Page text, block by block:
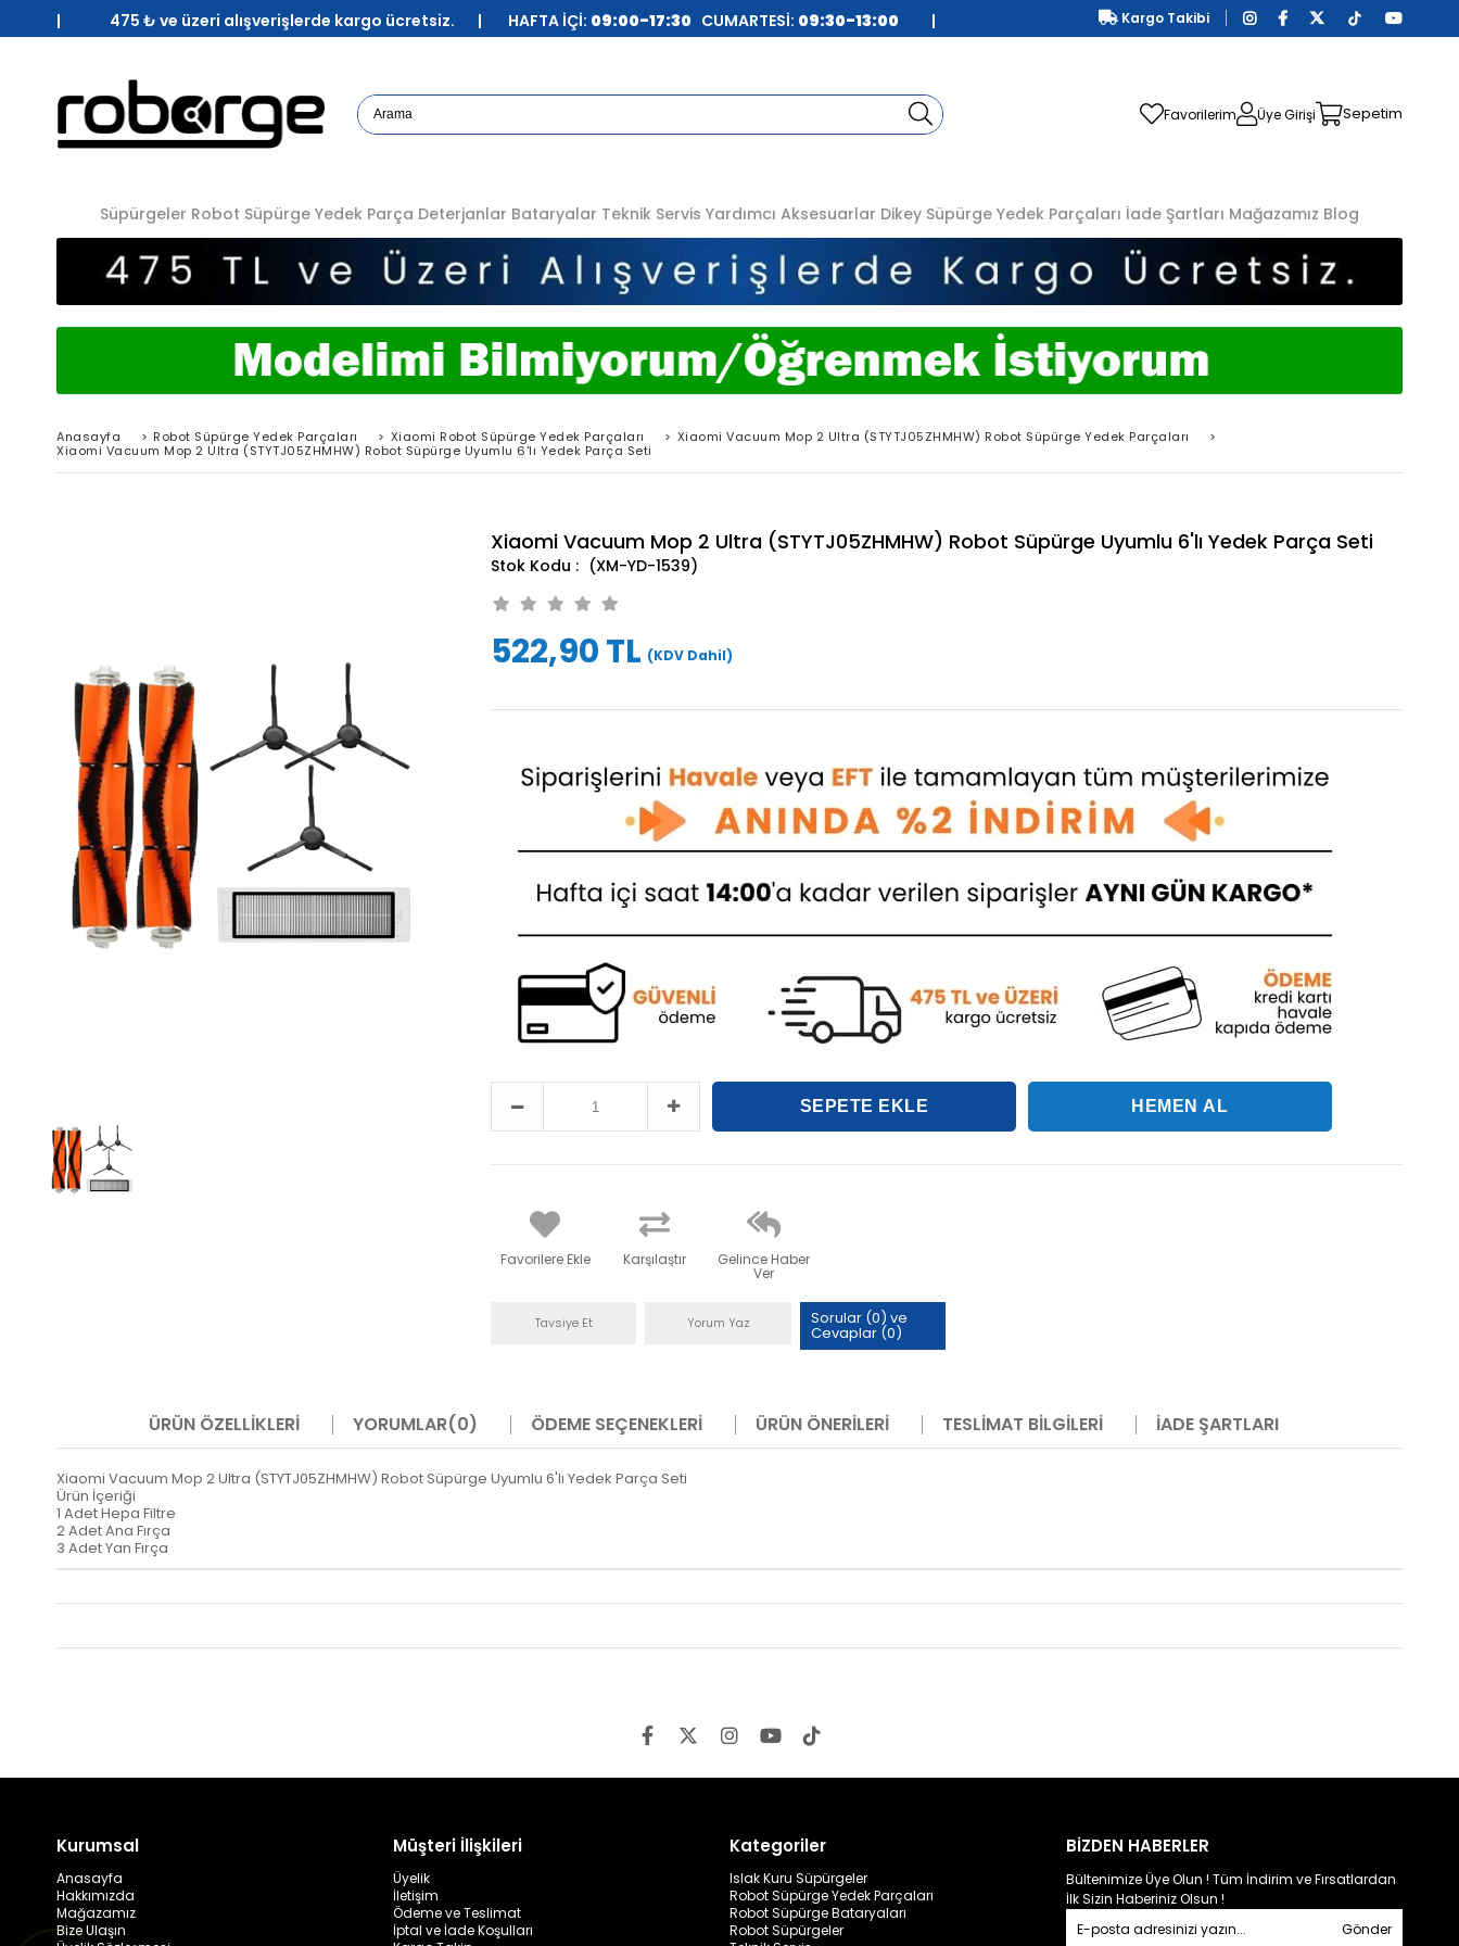
| 475 ₺ ve üzeri alışverişlerde kargo ücretsiz. | HAFTA İÇİ: 09:00-17:30 CUMARTESİ: 09:30-13:00 | Kargo Takibi
Favorilerim Üye Girişi Sepetim
Süpürgeler Robot Süpürge Yedek Parça Deterjanlar Bataryalar Teknik Servis Yardımcı Aksesuarlar Dikey Süpürge Yedek Parçaları İade Şartları Mağazamız Blog
Anasayfa > Robot Süpürge Yedek Parçaları > Xiaomi Robot Süpürge Yedek Parçaları > Xiaomi Vacuum Mop 2 Ultra (STYTJ05ZHMHW) Robot Süpürge Yedek Parçaları
>
Xiaomi Vacuum Mop 2 Ultra (STYTJ05ZHMHW) Robot Süpürge Uyumlu 6'lı Yedek Parça Seti
Xiaomi Vacuum Mop 2 Ultra (STYTJ05ZHMHW) Robot Süpürge Uyumlu 6'lı Yedek Parça Seti
(XM-YD-1539)
522,90 TL (KDV Dahil)
Favorilere Ekle Karşılaştır Gelince Haber
Ver
Tavsiye Et Yorum Yaz Sorular (0) ve
Cevaplar (0)
ÜRÜN ÖZELLIKLERI YORUMLAR(0) ÖDEME SEÇENEKLERI ÜRÜN ÖNERILERI TESLIMAT BILGILERI İADE ŞARTLARI
Xiaomi Vacuum Mop 2 Ultra (STYTJ05ZHMHW) Robot Süpürge Uyumlu 6'lı Yedek Parça Seti
Ürün İçeriği
1 Adet Hepa Filtre
2 Adet Ana Fırça
3 Adet Yan Fırça
Kurumsal
Anasayfa
Hakkımızda
Mağazamız
Bize Ulaşın
Müşteri İlişkileri
Üyelik
İletişim
Ödeme ve Teslimat
İptal ve İade Koşulları
Kategoriler
Islak Kuru Süpürgeler
Robot Süpürge Yedek Parçaları
Robot Süpürge Bataryaları
Robot Süpürgeler
BİZDEN HABERLER
Bültenimize Üye Olun ! Tüm İndirim ve Fırsatlardan
İlk Sizin Haberiniz Olsun !
Gönder